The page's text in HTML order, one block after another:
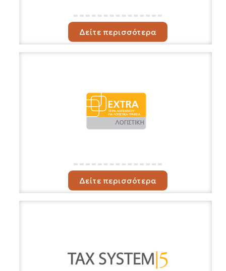
Δείτε περισσότερα
Δείτε περισσότερα